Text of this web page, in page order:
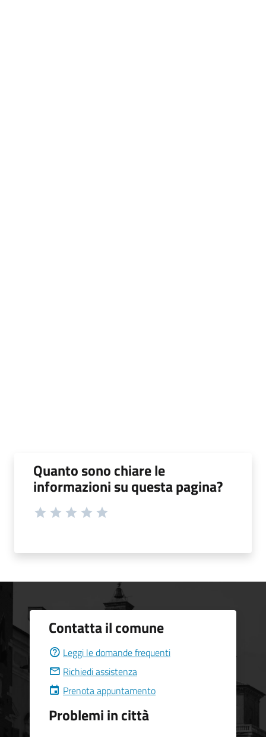
Quanto sono chiare le
informazioni su questa pagina?
Contatta il comune
Leggi le domande frequenti
Richiedi assistenza
Prenota appuntamento
Problemi in città